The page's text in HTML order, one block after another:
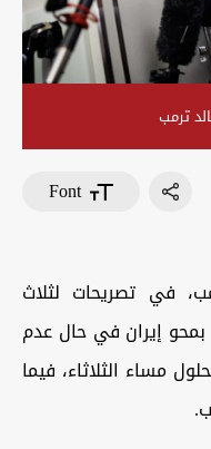
ترمب
Font
في تصريحات لثلاث
بمحو إيران في حال عدم
مساء الثلاثاء، فيما